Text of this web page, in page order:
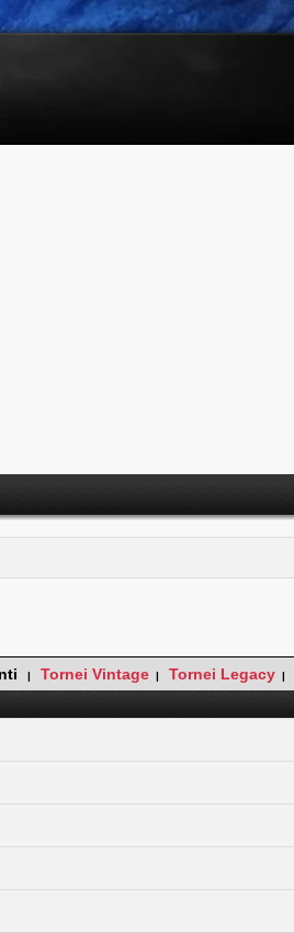
| Tornei Vintage | Tornei Legacy |